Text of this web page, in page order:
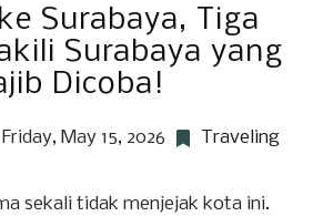
Surabaya, Tiga
Surabaya yang
Dicoba!
Friday, May 15, 2026 Traveling
sekali tidak menjejak kota ini.